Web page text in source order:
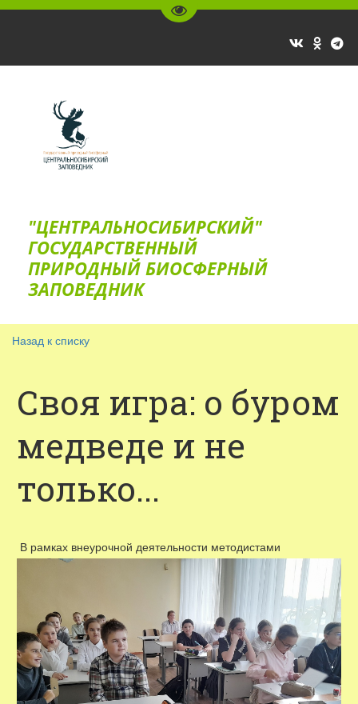
Перейти на версию для
"ЦЕНТРАЛЬНОСИБИРСКИЙ"
ГОС­УДАРСТВЕННЫЙ
ПРИРОДНЫЙ БИОСФЕРНЫЙ
ЗАПОВЕДНИК
Назад к списку
Своя игра: о буром
медведе и не
только...
В рамках внеурочной деятельности методистами